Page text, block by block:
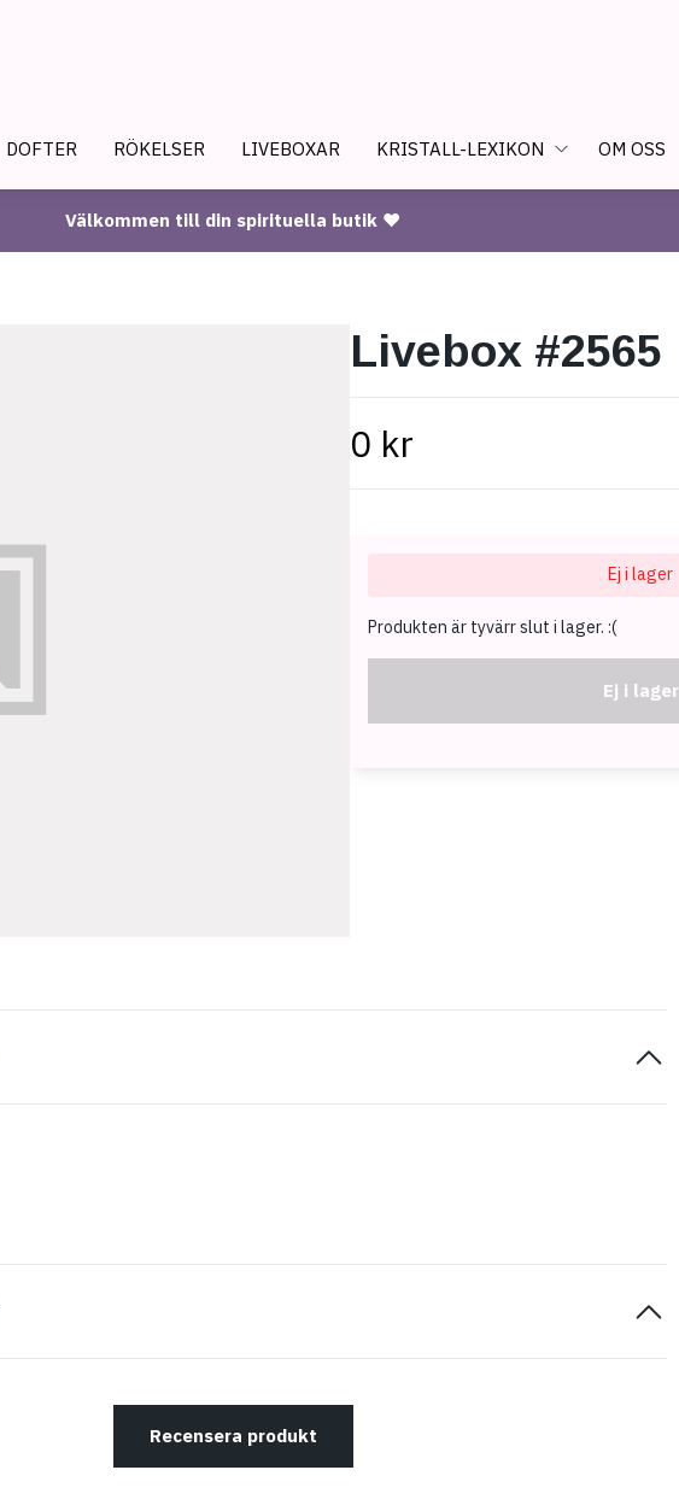
DOFTER RÖKELSER LIVEBOXAR KRISTALL-LEXIKON OM OSS
Välkommen till din spirituella butik ♥
Livebox #2565
0 kr
Ej i lager
Produkten är tyvärr slut i lager. :(
Ej i lager
Recensera produkt